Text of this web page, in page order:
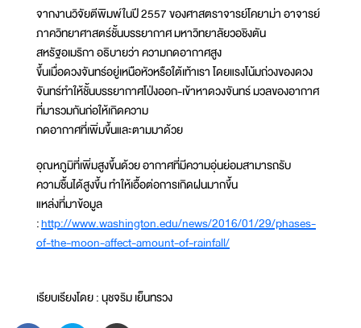
จากงานวิจัยตีพิมพ์ในปี 2557 ของศาสตราจารย์โคยาม่า อาจารย์
ภาควิทยาศาสตร์ชั้นบรรยากาศ มหาวิทยาลัยวอชิงตัน
สหรัฐอเมริกา อธิบายว่า ความกดอากาศสูง
ขึ้นเมื่อดวงจันทร์อยู่เหนือหัวหรือใต้เท้าเรา โดยแรงโน้มถ่วงของดวง
จันทร์ทำให้ชั้นบรรยากาศโป่งออก-เข้าหาดวงจันทร์ มวลของอากาศ
ที่มารวมกันก่อให้เกิดความ
กดอากาศที่เพิ่มขึ้นและตามมาด้วย
อุณหภูมิที่เพิ่มสูงขึ้นด้วย อากาศที่มีความอุ่นย่อมสามารถรับ
ความชื้นได้สูงขึ้น ทำให้เอื้อต่อการเกิดฝนมากขึ้น
แหล่งที่มาข้อมูล
:http://www.washington.edu/news/2016/01/29/phases-
of-the-moon-affect-amount-of-rainfall/
เรียบเรียงโดย : นุชจริม เย็นทรวง